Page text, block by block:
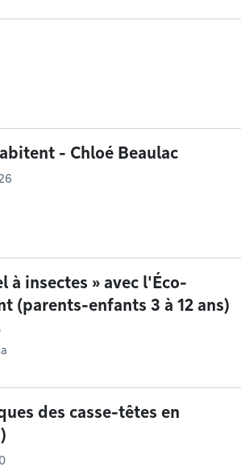
- Chloé Beaulac
à insectes » avec l'Éco-
(parents-enfants 3 à 12 ans)
des casse-têtes en